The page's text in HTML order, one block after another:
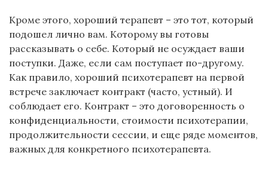
Кроме этого, хороший терапевт – это тот, который
подошел лично вам. Которому вы готовы
рассказывать о себе. Который не осуждает ваши
поступки. Даже, если сам поступает по-другому.
Как правило, хороший психотерапевт на первой
встрече заключает контракт (часто, устный). И
соблюдает его. Контракт – это договоренность о
конфиденциальности, стоимости психотерапии,
продолжительности сессии, и еще ряде моментов,
важных для конкретного психотерапевта.